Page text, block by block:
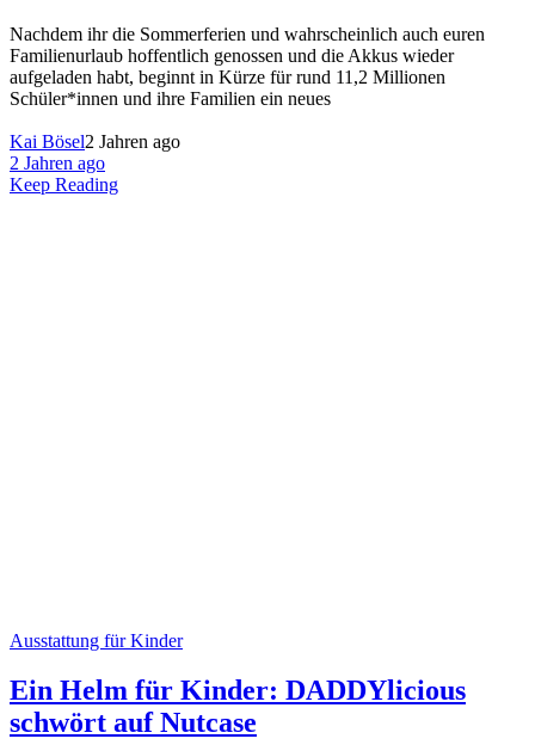
Nachdem ihr die Sommerferien und wahrscheinlich auch euren
Familienurlaub hoffentlich genossen und die Akkus wieder
aufgeladen habt, beginnt in Kürze für rund 11,2 Millionen
Schüler*innen und ihre Familien ein neues
Kai Bösel2 Jahren ago
2 Jahren ago
Keep Reading
Ausstattung für Kinder
Ein Helm für Kinder: DADDYlicious
schwört auf Nutcase